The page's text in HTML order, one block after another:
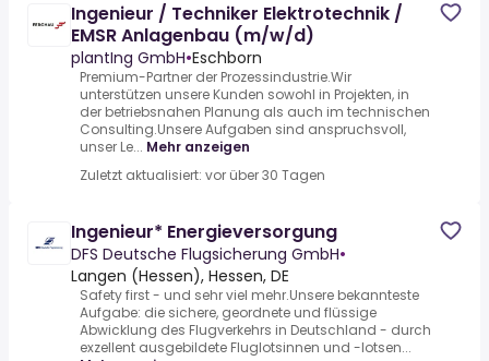
Ingenieur / Techniker Elektrotechnik /
EMSR Anlagenbau (m/w/d)
plantIng GmbH•Eschborn
Premium-Partner der Prozessindustrie.Wir
unterstützen unsere Kunden sowohl in Projekten, in
der betriebsnahen Planung als auch im technischen
Consulting.Unsere Aufgaben sind anspruchsvoll,
unser Le... Mehr anzeigen
Zuletzt aktualisiert: vor über 30 Tagen
Ingenieur* Energieversorgung
DFS Deutsche Flugsicherung GmbH•
Langen (Hessen), Hessen, DE
Safety first - und sehr viel mehr.Unsere bekannteste
Aufgabe: die sichere, geordnete und flüssige
Abwicklung des Flugverkehrs in Deutschland - durch
exzellent ausgebildete Fluglotsinnen und -lotsen...